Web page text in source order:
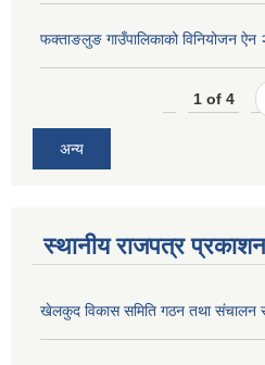
फक्ताङलुङ गाउँपालिकाको विनियोजन ऐन
1 of 4
अन्य
स्थानीय राजपत्र प्रकाशन
खेलकुद विकास समिति गठन तथा संचालन